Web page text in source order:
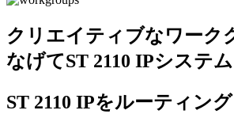
クリエイティブなワーク
なげてST 2110 IPシステ
ST 2110 IPをルーティング